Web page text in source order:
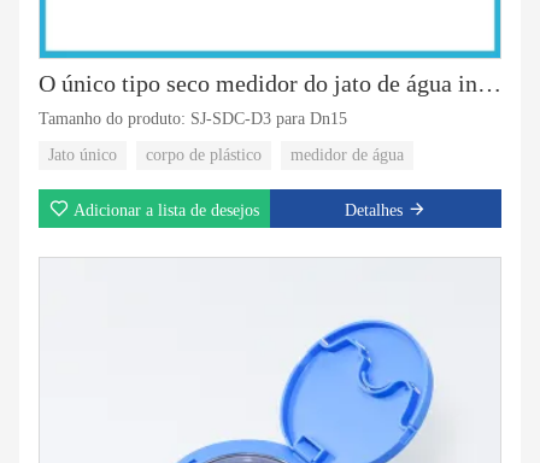
O único tipo seco medidor do jato de água inclina o bronze dos 8rollers
Tamanho do produto: SJ-SDC-D3 para Dn15
Jato único
corpo de plástico medidor de água
Adicionar a lista de desejos Detalhes